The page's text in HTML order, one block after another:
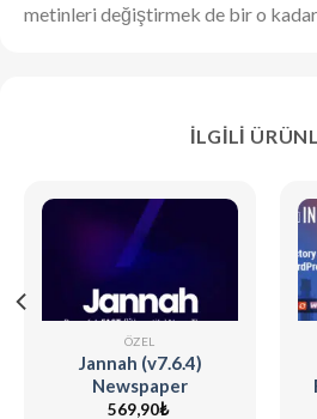
metinleri değiştirmek de bir o kadar
İLGILI
ÖZEL
Jannah (v7.6.4)
Newspaper
Magazine News
569,90₺